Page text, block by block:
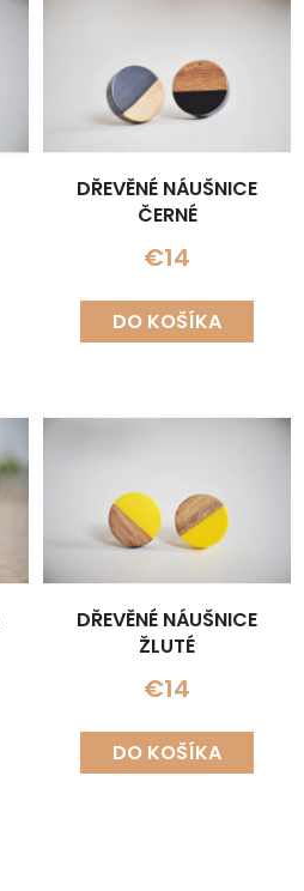
DŘEVĚNÉ NÁUŠNICE
ČERNÉ
€14
DO KOŠÍKA
DŘEVĚNÉ NÁUŠNICE
ŽLUTÉ
€14
DO KOŠÍKA